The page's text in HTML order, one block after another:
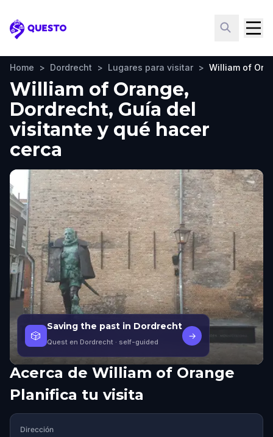
Questo
Home > Dordrecht > Lugares para visitar > William of
William of Orange,
Dordrecht, Guía del
visitante y qué hacer
cerca
🎲
Saving the past in Dordrecht
Quest en Dordrecht · self-guided
→
Acerca de William of Orange
Planifica tu visita
Dirección